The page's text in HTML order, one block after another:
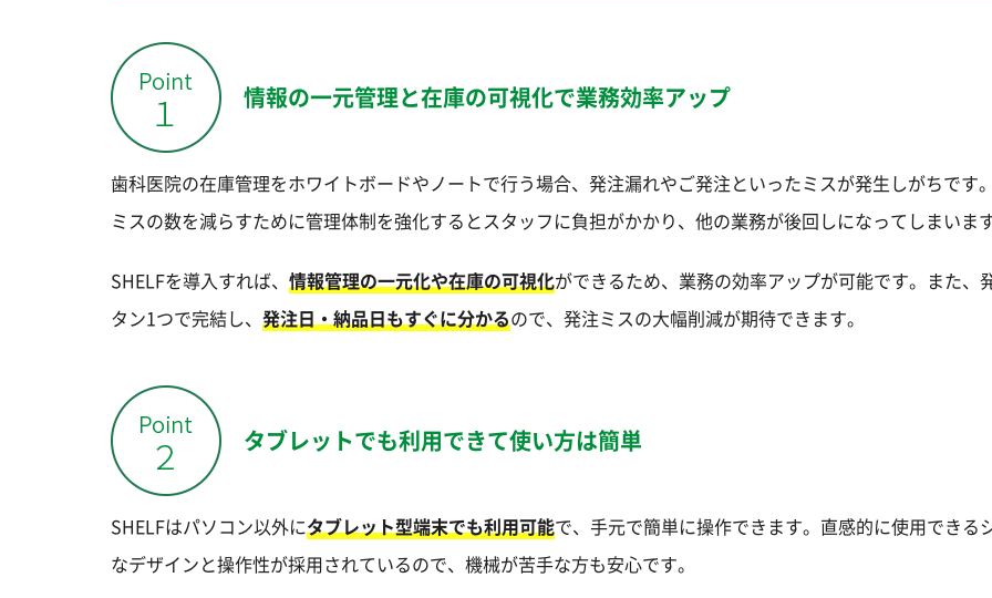
情報の一元管理と在庫の可視化で業務効率アップ
歯科医院の在庫管理をホワイトボードやノートで行う場合、発注漏れやご発注といったミスが発生しがちです
ミスの数を減らすために管理体制を強化するとスタッフに負担がかかり、他の業務が後回しになってしまいま
SHELFを導入すれば、 情報管理の一元化や在庫の可視化ができるため、業務の効率アップが可能です。また、
タン1つで完結し、 発注日・納品日もすぐに分かるので、発注ミスの大幅削減が期待できます。
タブレットでも利用できて使い方は簡単
SHELFはパソコン以外にタブレット型端末でも利用可能で、手元で簡単に操作できます。直感的に使用できる
なデザインと操作性が採用されているので、機械が苦手な方も安心です。